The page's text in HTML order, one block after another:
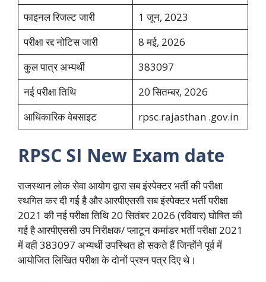
फाइनल रिजल्ट जारी
1 जून, 2023
परीक्षा रद्द नोटिस जारी
8 मई, 2026
कुल पात्र अभ्यर्थी
383097
नई परीक्षा तिथि
20 सितम्बर, 2026
आधिकारिक वेबसाइट
rpsc.rajasthan .gov.in
RPSC SI New Exam date
राजस्थान लोक सेवा आयोग द्वारा सब इंस्पेक्टर भर्ती की परीक्षा
स्थगित कर दी गई है और आरपीएससी सब इंस्पेक्टर भर्ती परीक्षा
2021 की नई परीक्षा तिथि 20 सितंबर 2026 (रविवार) घोषित की
गई है आरपीएससी उप निरीक्षक/ प्लाटून कमांडर भर्ती परीक्षा 2021
में वही 383097 अभ्यर्थी उपस्थित हो सकते हैं जिन्होंने पूर्व में
आयोजित लिखित परीक्षा के दोनों प्रश्न पत्र दिए थे।